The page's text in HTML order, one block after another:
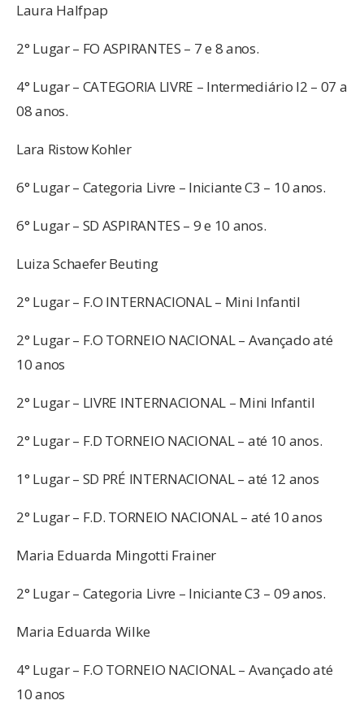
Laura Halfpap
2° Lugar – FO ASPIRANTES – 7 e 8 anos.
4° Lugar – CATEGORIA LIVRE – Intermediário I2 – 07 a
08 anos.
Lara Ristow Kohler
6° Lugar – Categoria Livre – Iniciante C3 – 10 anos.
6° Lugar – SD ASPIRANTES – 9 e 10 anos.
Luiza Schaefer Beuting
2° Lugar – F.O INTERNACIONAL – Mini Infantil
2° Lugar – F.O TORNEIO NACIONAL – Avançado até
10 anos
2° Lugar – LIVRE INTERNACIONAL – Mini Infantil
2° Lugar – F.D TORNEIO NACIONAL – até 10 anos.
1° Lugar – SD PRÉ INTERNACIONAL – até 12 anos
2° Lugar – F.D. TORNEIO NACIONAL – até 10 anos
Maria Eduarda Mingotti Frainer
2° Lugar – Categoria Livre – Iniciante C3 – 09 anos.
Maria Eduarda Wilke
4° Lugar – F.O TORNEIO NACIONAL – Avançado até
10 anos